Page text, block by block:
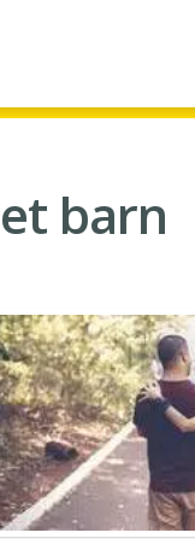
barn